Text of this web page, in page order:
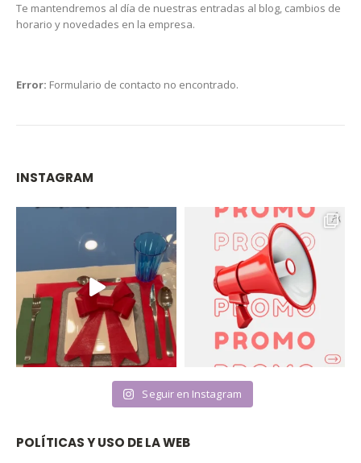
Te mantendremos al día de nuestras entradas al blog, cambios de
horario y novedades en la empresa.
Error: Formulario de contacto no encontrado.
INSTAGRAM
Seguir en Instagram
POLÍTICAS Y USO DE LA WEB